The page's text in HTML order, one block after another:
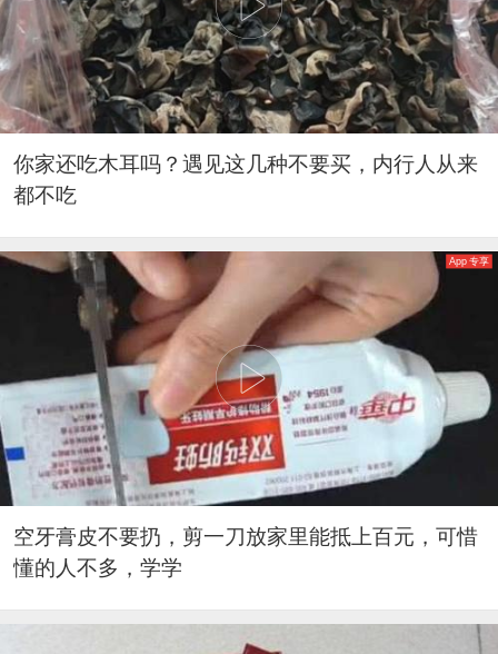
你家还吃木耳吗？遇见这几种不要买，内行人从来
都不吃
App 专享
空牙膏皮不要扔，剪一刀放家里能抵上百元，可惜
懂的人不多，学学